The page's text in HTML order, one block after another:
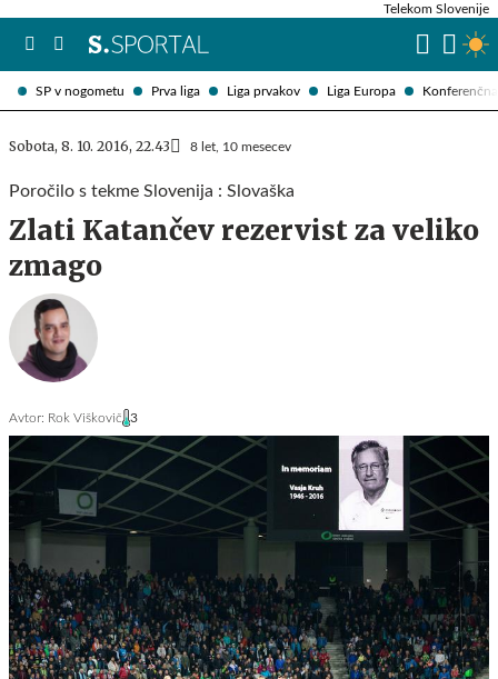
SP v nogometu Prva liga Liga prvakov Liga Europa
Telekom Slovenije
Sobota, 8. 10. 2016, 22.43 8 let, 10 mesecev
Poročilo s tekme Slovenija : Slovaška
Zlati Katančev rezervist za veliko
zmago
Avtor: Rok Viškovič 3